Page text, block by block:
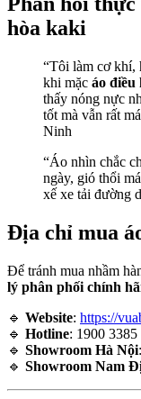
hòa kaki
“Tôi làm cơ khí,
khi mặc áo điều
thấy nóng nực
tốt mà vẫn rất
Ninh
“Áo nhìn chắc
ngày, gió thổi
xế xe tải đường
Địa chỉ mua
Để tránh mua nhầm
lý phân phối chính
🔹 Website: https://
🔹 Hotline: 1900 3385
🔹 Showroom Hà Nội
🔹 Showroom Nam